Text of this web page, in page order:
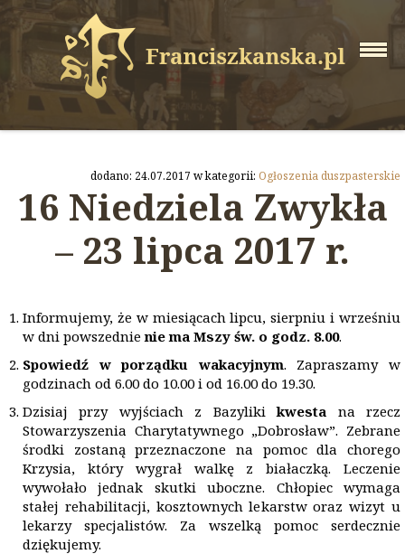
dodano: 24.07.2017 w kategorii: Ogłoszenia duszpasterskie
16 Niedziela Zwykła
– 23 lipca 2017 r.
Informujemy, że w miesiącach lipcu, sierpniu i wrześniu
w dni powszednienie ma Mszy św. o godz. 8.00.
Spowiedź w porządku wakacyjnym. Zapraszamy w
godzinach od 6.00 do 10.00 i od 16.00 do 19.30.
Dzisiaj przy wyjściach z Bazylikikwesta na rzecz
Stowarzyszenia Charytatywnego „Dobrosław”. Zebrane
środki zostaną przeznaczone na pomoc dla chorego
Krzysia, który wygrał walkę z białaczką. Leczenie
wywołało jednak skutki uboczne. Chłopiec wymaga
stałej rehabilitacji, kosztownych lekarstw oraz wizyt u
lekarzy specjalistów. Za wszelką pomoc serdecznie
dziękujemy.